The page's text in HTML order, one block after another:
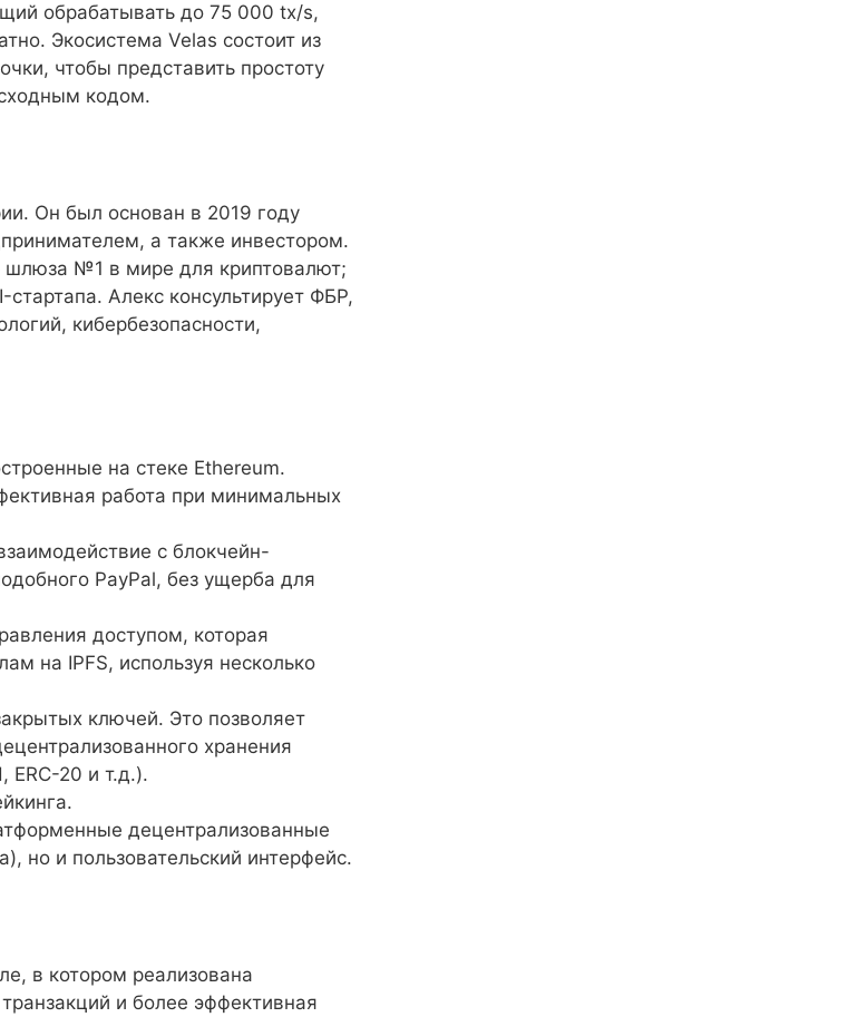
обрабатывать до 75 000 tx/s,
Экосистема Velas состоит из
чтобы представить простоту
кодом.
Он был основан в 2019 году
а также инвестором.
шлюза №1 в мире для криптовалют;
Алекс консультирует ФБР,
кибербезопасности,
на стеке Ethereum.
работа при минимальных
с блокчейн-
PayPal, без ущерба для
доступом, которая
на IPFS, используя несколько
ключей. Это позволяет
хранения
ERC-20 и т.д.).
децентрализованные
но и пользовательский интерфейс.
в котором реализована
и более эффективная